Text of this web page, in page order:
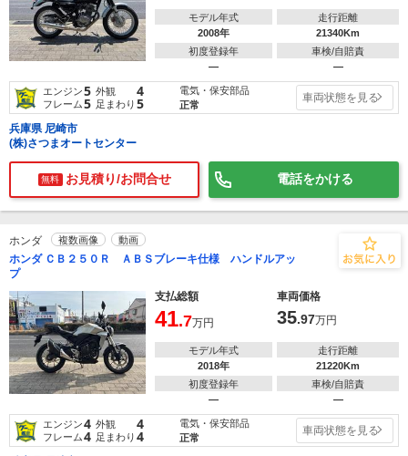
モデル年式
2008年
走行距離
21340Km
初度登録年
―
車検/自賠責
―
エンジン5 外観 4
フレーム5 足まわり 5
電気・保安部品
正常
車両状態を見る
兵庫県 尼崎市
(株)さつまオートセンター
無料 お見積り/お問合せ 電話をかける
ホンダ 複数画像 動画
ホンダ ＣＢ２５０Ｒ ＡＢＳブレーキ仕様 ハンドルアッ
プ
支払総額
車両価格
41.7万円 35.97万円
モデル年式
2018年
走行距離
21220Km
初度登録年
―
車検/自賠責
―
エンジン4 外観 4
フレーム4 足まわり 4
電気・保安部品
正常
車両状態を見る